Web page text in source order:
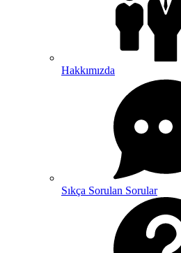
Hakkımızda
Sıkça Sorulan Sorular